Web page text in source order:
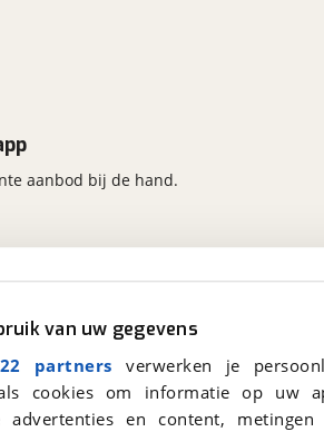
van uw gegevens
partners verwerken je
cookies om informatie op
advertenties en content,
aanbod bij de hand.